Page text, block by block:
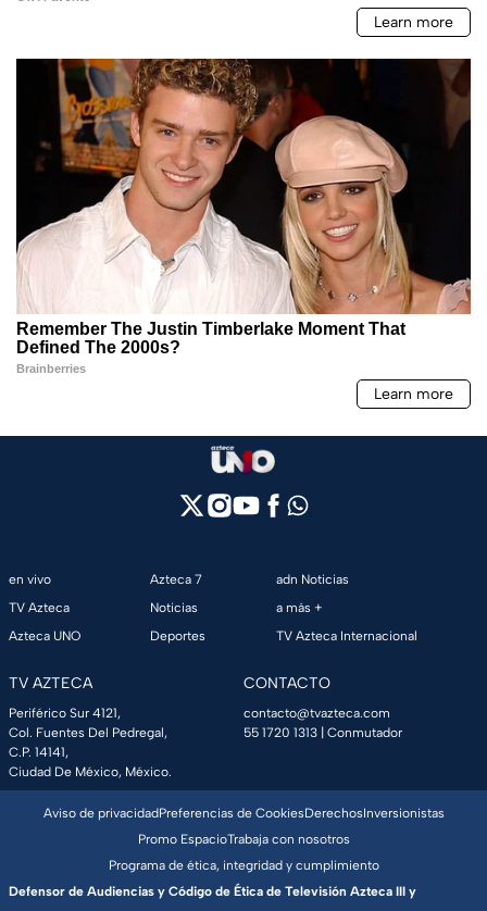
en vivo
TV Azteca
Azteca UNO
Azteca 7
Noticias
Deportes
adn Noticias
a más +
TV Azteca Internacional
TV AZTECA
Periférico Sur 4121,
Col. Fuentes Del Pedregal,
C.P. 14141,
Ciudad De México, México.
CONTACTO
contacto@tvazteca.com
55 1720 1313 | Conmutador
Aviso de privacidadPreferencias de CookiesDerechosInversionistas
Promo EspacioTrabaja con nosotros
Programa de ética, integridad y cumplimiento
Defensor de Audiencias y Código de Ética de Televisión Azteca III y